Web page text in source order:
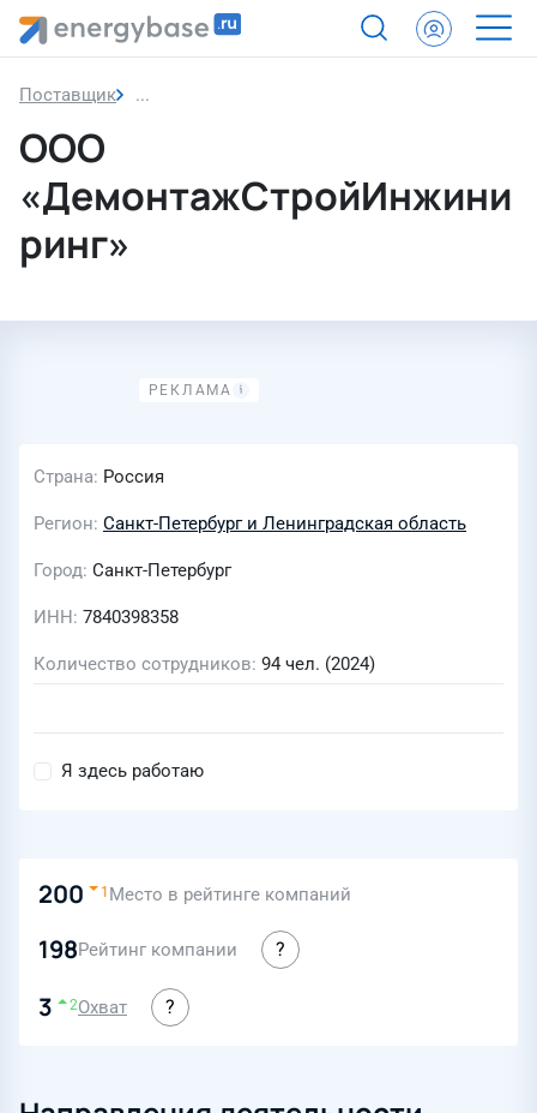
Поставщик ООО «ДемонтажСтройИнжиниринг»
ООО
«ДемонтажСтройИнжини
ринг»
Страна Россия
Регион Санкт-Петербург и Ленинградская область
Город Санкт-Петербург
ИНН 7840398358
Количество сотрудников 94 чел. (2024)
Я здесь работаю
200 1 Место в рейтинге компаний
198Рейтинг компании
3 2Охват